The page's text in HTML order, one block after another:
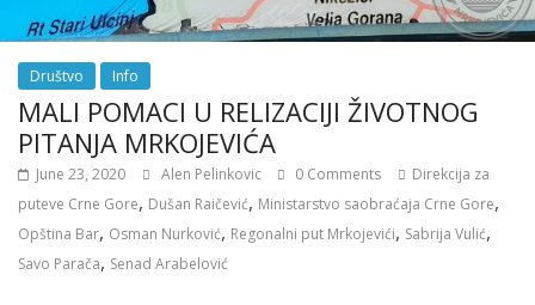
Društvo Info
MALI POMACI U RELIZACIJI ŽIVOTNOG
PITANJA MRKOJEVIĆA
June 23, 2020 Alen Pelinkovic 0 Comments
Direkcija za
puteve Crne Gore, Dušan Raičević, Ministarstvo saobraćaja Crne Gore,
Opština Bar, Osman Nurković, Regonalni put Mrkojevići, Sabrija Vulić,
Savo Parača, Senad Arabelović